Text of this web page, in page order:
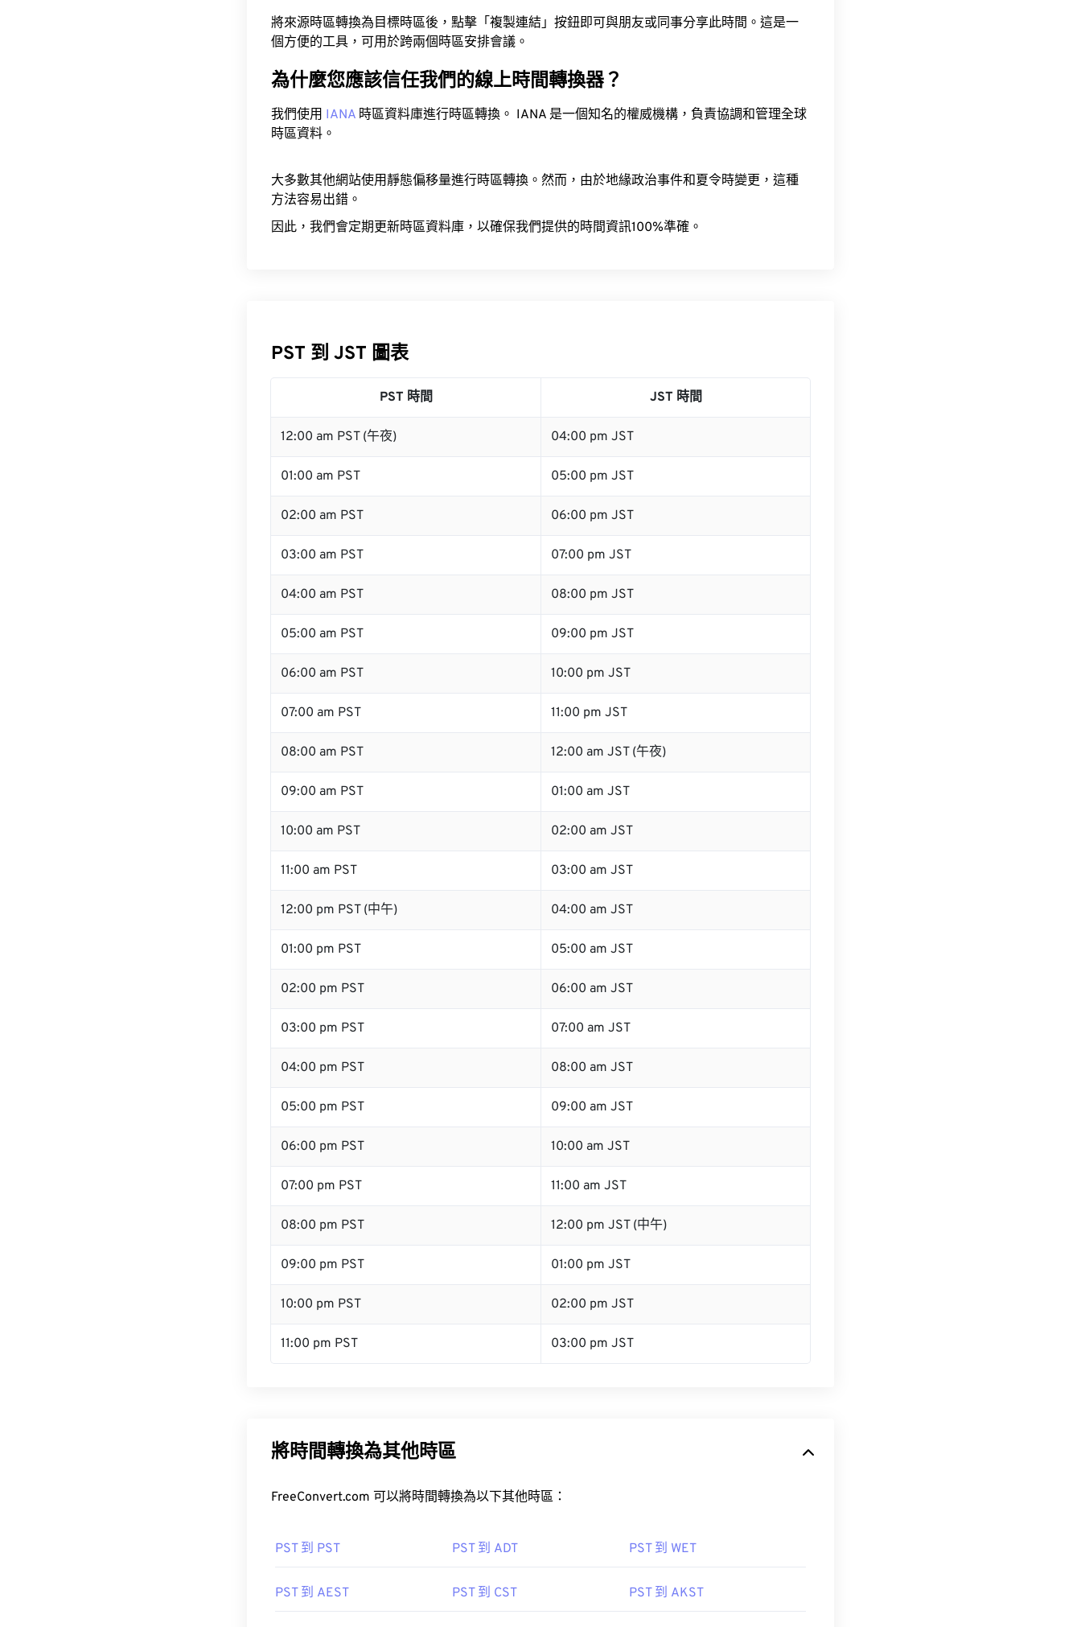
將來源時區轉換為目標時區後，點擊「複製連結」按鈕即可與朋友或同事分享此時間。這是一
個方便的工具，可用於跨兩個時區安排會議。
為什麼您應該信任我們的線上時間轉換器？
我們使用 IANA 時區資料庫進行時區轉換。 IANA 是一個知名的權威機構，負責協調和管理全球
時區資料。
大多數其他網站使用靜態偏移量進行時區轉換。然而，由於地緣政治事件和夏令時變更，這種
方法容易出錯。
因此，我們會定期更新時區資料庫，以確保我們提供的時間資訊100%準確。
PST 到 JST 圖表
PST 時間 JST 時間
12:00 am PST (午夜) 04:00 pm JST
01:00 am PST 05:00 pm JST
02:00 am PST 06:00 pm JST
03:00 am PST 07:00 pm JST
04:00 am PST 08:00 pm JST
05:00 am PST 09:00 pm JST
06:00 am PST 10:00 pm JST
07:00 am PST 11:00 pm JST
08:00 am PST 12:00 am JST (午夜)
09:00 am PST 01:00 am JST
10:00 am PST 02:00 am JST
11:00 am PST 03:00 am JST
12:00 pm PST (中午) 04:00 am JST
01:00 pm PST 05:00 am JST
02:00 pm PST 06:00 am JST
03:00 pm PST 07:00 am JST
04:00 pm PST 08:00 am JST
05:00 pm PST 09:00 am JST
06:00 pm PST 10:00 am JST
07:00 pm PST 11:00 am JST
08:00 pm PST 12:00 pm JST (中午)
09:00 pm PST 01:00 pm JST
10:00 pm PST 02:00 pm JST
11:00 pm PST 03:00 pm JST
將時間轉換為其他時區
FreeConvert.com 可以將時間轉換為以下其他時區：
PST 到 PST PST 到 ADT PST 到 WET
PST 到 AEST PST 到 CST PST 到 AKST